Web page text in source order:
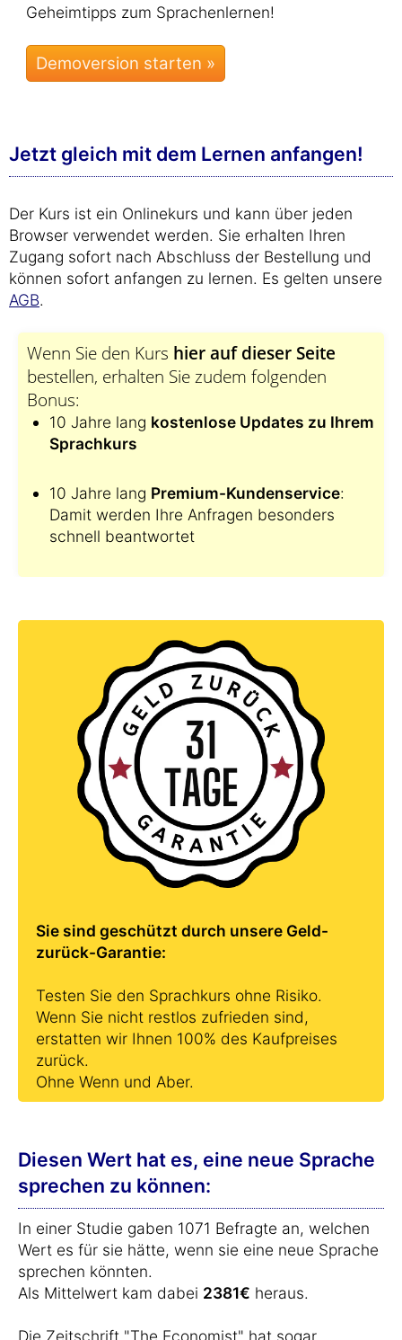
Geheimtipps zum Sprachenlernen!
Jetzt gleich mit dem Lernen anfangen!
Der Kurs ist ein Onlinekurs und kann über jeden
Browser verwendet werden. Sie erhalten Ihren
Zugang sofort nach Abschluss der Bestellung und
können sofort anfangen zu lernen. Es gelten unsere
AGB.
Wenn Sie den Kurs hier auf dieser Seite
bestellen, erhalten Sie zudem folgenden
Bonus:
10 Jahre lang kostenlose Updates zu Ihrem
Sprachkurs
10 Jahre lang Premium-Kundenservice:
Damit werden Ihre Anfragen besonders
schnell beantwortet
Sie sind geschützt durch unsere Geld-
zurück-Garantie:
Testen Sie den Sprachkurs ohne Risiko.
Wenn Sie nicht restlos zufrieden sind,
erstatten wir Ihnen 100% des Kaufpreises
zurück.
Ohne Wenn und Aber.
Diesen Wert hat es, eine neue Sprache
sprechen zu können:
In einer Studie gaben 1071 Befragte an, welchen
Wert es für sie hätte, wenn sie eine neue Sprache
sprechen könnten.
Als Mittelwert kam dabei 2381€ heraus.
Die Zeitschrift "The Economist" hat sogar